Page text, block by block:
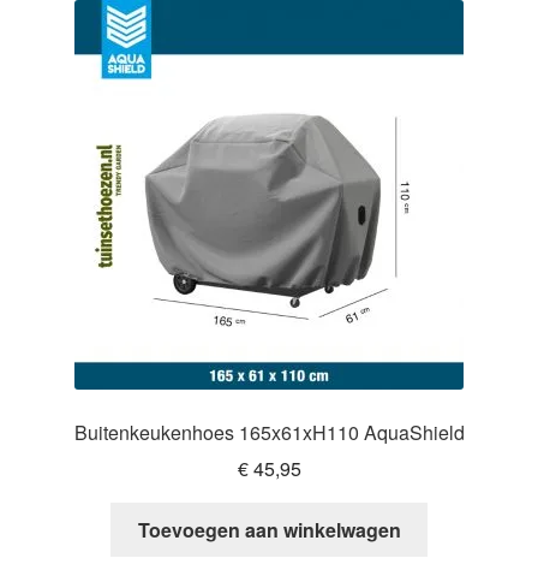
Buitenkeukenhoes 165x61xH110 AquaShield
€45,95
Toevoegen aan winkelwagen